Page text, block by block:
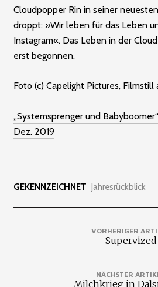
Cloudpopper Rin in seiner
droppt: »Wir leben für das Leben
Instagram«. Das Leben in der
erst begonnen.
Foto (c) Capelight Pictures, Filmstill
„Systemsprenger und
Dez. 2019
GEKENNZEICHNET Jahresrückblick
VORHERIGER
Supervized
NÄCHSTER
Milchkrieg in